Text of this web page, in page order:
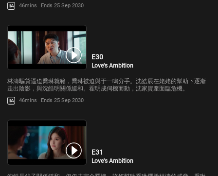
46mins Ends 25 Sep 2030
E30
Love's Ambition
林濤騙貸逼迫喬琳就範，喬琳被迫與于一鳴分手。沈皓辰在姥姥的幫助下逐漸
走出陰影，與沈皓明關係緩和。翟明成伺機而動，沈家資產面臨危機。
46mins Ends 25 Sep 2030
E31
Love's Ambition